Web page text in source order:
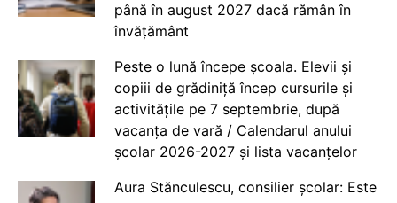
până în august 2027 dacă rămân în
învățământ
Peste o lună începe școala. Elevii și
copiii de grădiniță încep cursurile și
activitățile pe 7 septembrie, după
vacanța de vară / Calendarul anului
școlar 2026-2027 și lista vacanțelor
Aura Stănculescu, consilier școlar: Este